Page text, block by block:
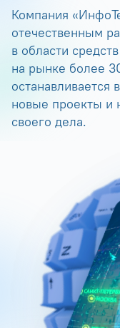
Компания
отечественным
в области
на рынке более
останавливается
новые проекты и
своего дела.